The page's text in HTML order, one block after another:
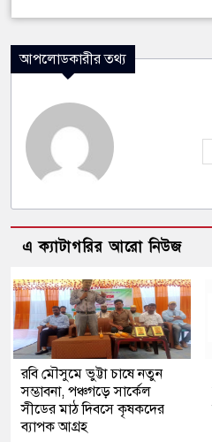
আপলোডকারীর তথ্য
এ ক্যাটাগরির আরো নিউজ
রবি মৌসুমে ভুট্টা চাষে নতুন
সম্ভাবনা, পঞ্চগড়ে সার্কেল
সীডের মাঠ দিবসে কৃষকদের
ব্যাপক আগ্রহ